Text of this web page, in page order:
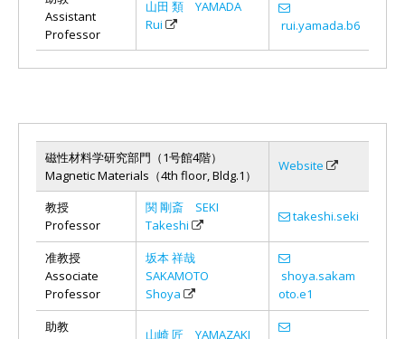
Assistant
Professor
山田 類 YAMADA
Rui
rui.yamada.b6
磁性材料学研究部門（1号館4階）
Magnetic Materials（4th floor, Bldg.1）
Website
教授
Professor
関 剛斎 SEKI
Takeshi
takeshi.seki
准教授
Associate
Professor
坂本 祥哉
SAKAMOTO
Shoya
shoya.sakam
oto.e1
助教
山崎 匠 YAMAZAKI